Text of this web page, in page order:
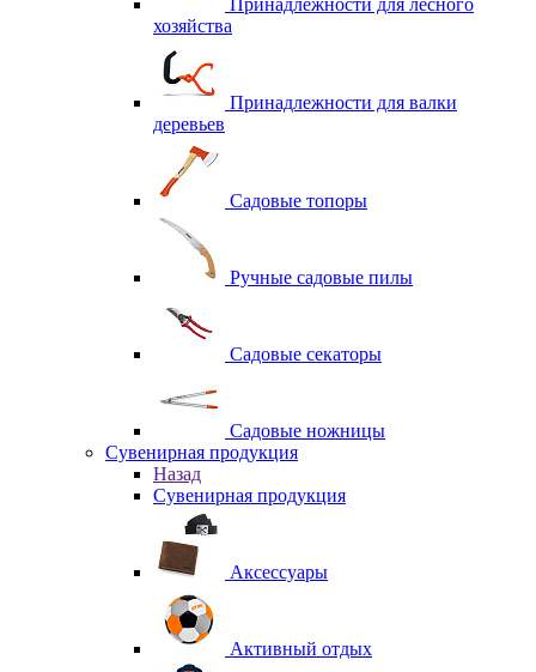
Принадлежности для лесного
хозяйства
Принадлежности для валки
деревьев
Садовые топоры
Ручные садовые пилы
Садовые секаторы
Садовые ножницы
Сувенирная продукция
Назад
Сувенирная продукция
Аксессуары
Активный отдых